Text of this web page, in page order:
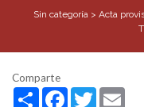
Sin categoría > Acta
Comparte
ShareFacebook
Twitter